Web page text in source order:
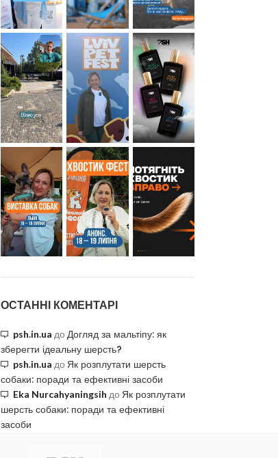
ОСТАННІ КОМЕНТАРІ
psh.in.ua до Догляд за мальтіпу: як
зберегти ідеальну шерсть?
psh.in.ua до Як розплутати шерсть
собаки: поради та ефективні засоби
Eka Nurcahyaningsih до Як розплутати
шерсть собаки: поради та ефективні
засоби